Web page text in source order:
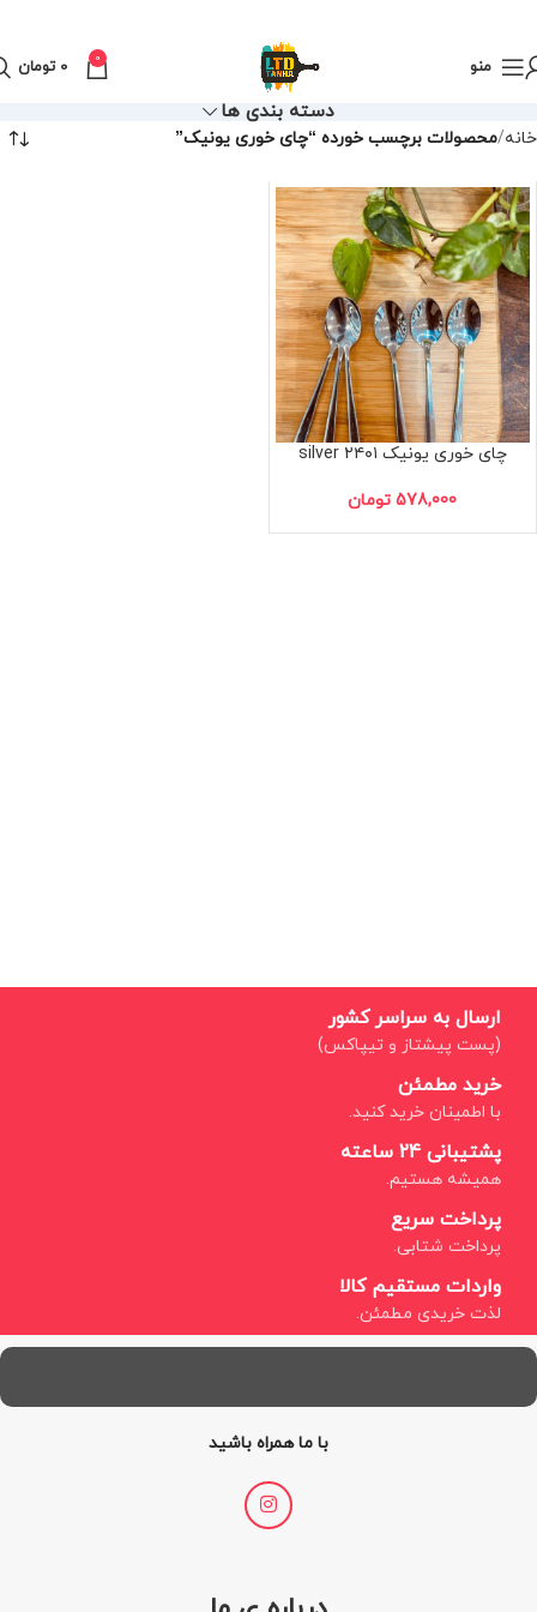
منو 0
0 تومان
دسته بندی ها
خانه محصولات برچسب خورده “چای خوری یونیک”
چای خوری یونیک ۲۴۰۱ silver
578,000 تومان
ارسال به سراسر کشور
(پست پیشتاز و تیپاکس)
خرید مطمئن
با اطمینان خرید کنید.
پشتیبانی 24 ساعته
همیشه هستیم.
پرداخت سریع
پرداخت شتابی.
واردات مستقیم کالا
لذت خریدی مطمئن.
با ما همراه باشید